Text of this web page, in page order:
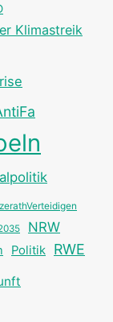
Klimastreik
NRW
Politik RWE